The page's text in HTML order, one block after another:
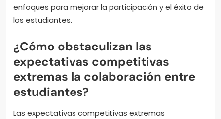
enfoques para mejorar la participación y el éxito de
los estudiantes.
¿Cómo obstaculizan las
expectativas competitivas
extremas la colaboración entre
estudiantes?
Las expectativas competitivas extremas